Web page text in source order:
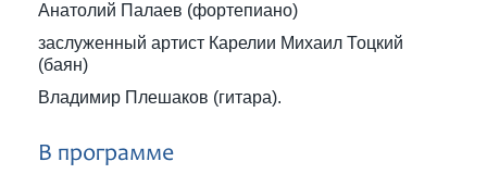
Анатолий Палаев (фортепиано)
заслуженный артист Карелии Михаил Тоцкий
(баян)
Владимир Плешаков (гитара).
В программе